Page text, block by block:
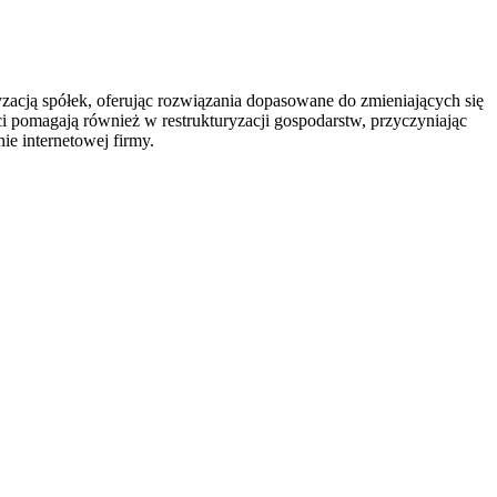
spółek, oferując rozwiązania dopasowane do zmieniających się
również w restrukturyzacji gospodarstw, przyczyniając
internetowej firmy.